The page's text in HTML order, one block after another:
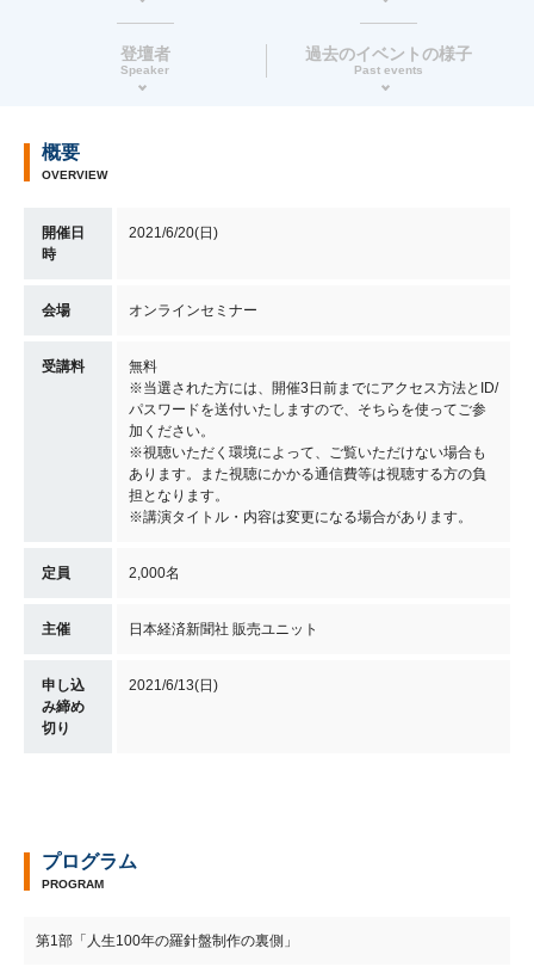
登壇者
Speaker
過去のイベントの様子
Past events
概要
OVERVIEW
開催日
時
2021/6/20(日)
会場 オンラインセミナー
受講料
無料
※当選された方には、開催3日前までにアクセス方法とID/
パスワードを送付いたしますので、そちらを使ってご参
加ください。
※視聴いただく環境によって、ご覧いただけない場合も
あります。また視聴にかかる通信費等は視聴する方の負
担となります。
※講演タイトル・内容は変更になる場合があります。
定員 2,000名
主催 日本経済新聞社 販売ユニット
申し込
み締め
切り
2021/6/13(日)
プログラム
PROGRAM
第1部「人生100年の羅針盤制作の裏側」